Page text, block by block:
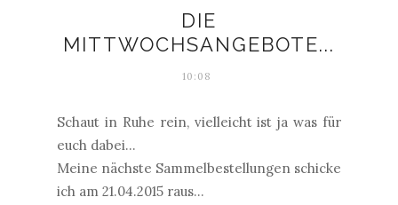
DIE
MITTWOCHSANGEBOTE...
10:08
Schaut in Ruhe rein, vielleicht ist ja was für
euch dabei...
Meine nächste Sammelbestellungen schicke
ich am 21.04.2015 raus...